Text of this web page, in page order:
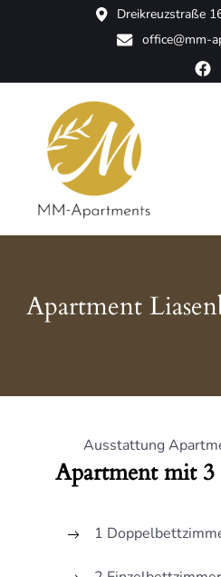
Dreikreuzstraße
office@mm-
das Haus voller Wohlfühlen
Apartment
Ausstattung
Apartment mit 3
1